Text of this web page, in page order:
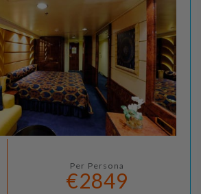
Per Persona
€2849